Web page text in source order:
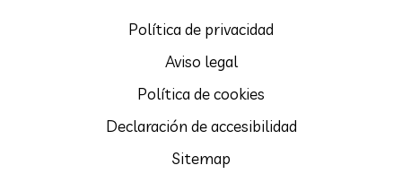
Política de privacidad
Aviso legal
Política de cookies
Declaración de accesibilidad
Sitemap